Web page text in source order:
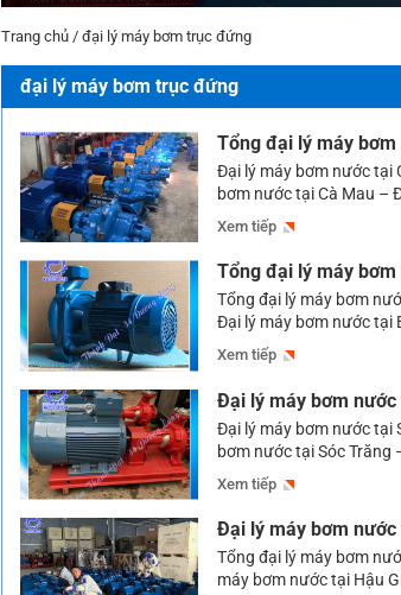
Trang chủ / đại lý máy bơm trục đứng
đại lý máy bơm trục đứng
Tổng đại lý máy
Đại lý máy bơm nước tại
bơm nước tại Cà Mau –
tiêu, sản xuất công
nước đều đóng vai trò
Xem tiếp
Tổng đại lý máy
Tổng đại lý máy bơm
Đại lý máy bơm nước tại
địa chỉ cung ứng máy
lựa chọn. Nhưng […]
Xem tiếp
Đại lý máy bơm
Đại lý máy bơm nước tại
bơm nước tại Sóc Trăng
máy bơm nước chất
bơm uy tín thì có […]
Xem tiếp
Đại lý máy bơm nước
Tổng đại lý máy bơm
máy bơm nước tại Hậu